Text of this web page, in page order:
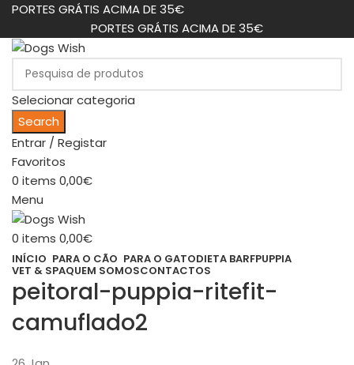
PORTES GRÁTIS ACIMA DE 35€
PORTES GRÁTIS ACIMA DE 35€
Selecionar categoria
Search
Entrar / Registar
Favoritos
0 items 0,00€
Menu
0 items 0,00€
INÍCIO PARA O CÃO PARA O GATODIETA BARFPUPPIA
VET & SPAQUEM SOMOSCONTACTOS
peitoral-puppia-ritefit-
camuflado2